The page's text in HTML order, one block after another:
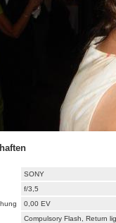
SONY
f/3,5
0,00 EV
Compulsory Flash, Return